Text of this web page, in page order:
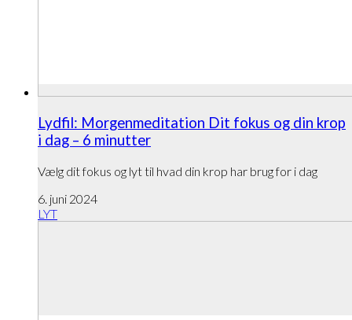
Lydfil: Morgenmeditation Dit fokus og din krop
i dag – 6 minutter
Vælg dit fokus og lyt til hvad din krop har brug for i dag
6. juni 2024
LYT